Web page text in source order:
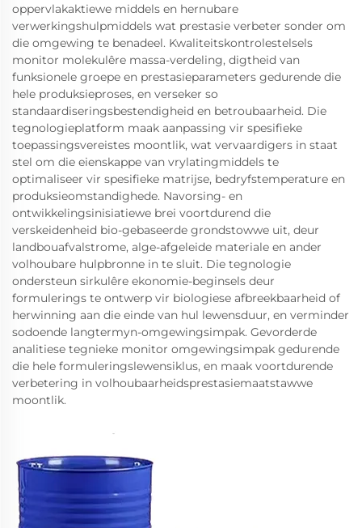
oppervlakaktiewe middels en hernubare
verwerkingshulpmiddels wat prestasie verbeter sonder om
die omgewing te benadeel. Kwaliteitskontrolestelsels
monitor molekulêre massa-verdeling, digtheid van
funksionele groepe en prestasieparameters gedurende die
hele produksieproses, en verseker so
standaardiseringsbestendigheid en betroubaarheid. Die
tegnologieplatform maak aanpassing vir spesifieke
toepassingsvereistes moontlik, wat vervaardigers in staat
stel om die eienskappe van vrylatingmiddels te
optimaliseer vir spesifieke matrijse, bedryfstemperature en
produksieomstandighede. Navorsing- en
ontwikkelingsinisiatiewe brei voortdurend die
verskeidenheid bio-gebaseerde grondstowwe uit, deur
landbouafvalstrome, alge-afgeleide materiale en ander
volhoubare hulpbronne in te sluit. Die tegnologie
ondersteun sirkulêre ekonomie-beginsels deur
formulerings te ontwerp vir biologiese afbreekbaarheid of
herwinning aan die einde van hul lewensduur, en verminder
sodoende langtermyn-omgewingsimpak. Gevorderde
analitiese tegnieke monitor omgewingsimpak gedurende
die hele formuleringslewensiklus, en maak voortdurende
verbetering in volhoubaarheidsprestasiemaatstawwe
moontlik.